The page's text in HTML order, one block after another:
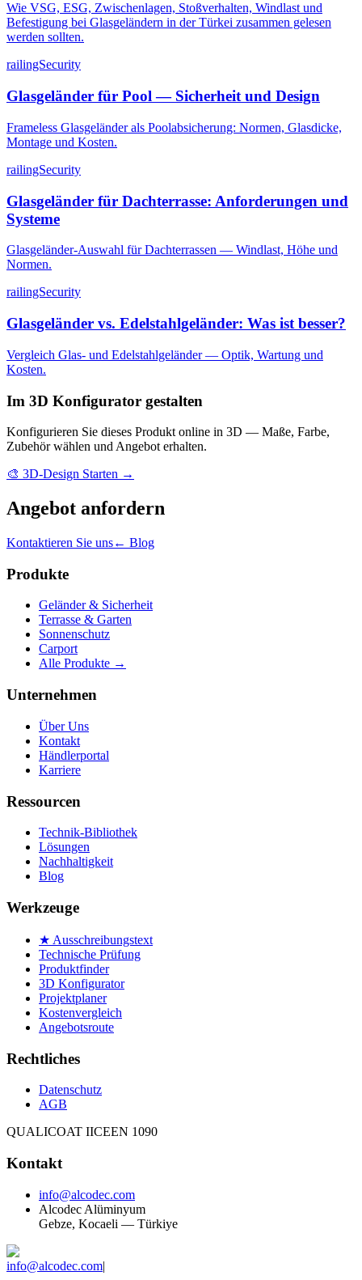
Wie VSG, ESG, Zwischenlagen, Stoßverhalten, Windlast und
Befestigung bei Glasgeländern in der Türkei zusammen gelesen
werden sollten.
railingSecurity
Glasgeländer für Pool — Sicherheit und Design
Frameless Glasgeländer als Poolabsicherung: Normen, Glasdicke,
Montage und Kosten.
railingSecurity
Glasgeländer für Dachterrasse: Anforderungen und
Systeme
Glasgeländer-Auswahl für Dachterrassen — Windlast, Höhe und
Normen.
railingSecurity
Glasgeländer vs. Edelstahlgeländer: Was ist besser?
Vergleich Glas- und Edelstahlgeländer — Optik, Wartung und
Kosten.
Im 3D Konfigurator gestalten
Konfigurieren Sie dieses Produkt online in 3D — Maße, Farbe,
Zubehör wählen und Angebot erhalten.
🎨 3D-Design Starten →
Angebot anfordern
Kontaktieren Sie uns← Blog
Produkte
Geländer & Sicherheit
Terrasse & Garten
Sonnenschutz
Carport
Alle Produkte →
Unternehmen
Über Uns
Kontakt
Händlerportal
Karriere
Ressourcen
Technik-Bibliothek
Lösungen
Nachhaltigkeit
Blog
Werkzeuge
★ Ausschreibungstext
Technische Prüfung
Produktfinder
3D Konfigurator
Projektplaner
Kostenvergleich
Angebotsroute
Rechtliches
Datenschutz
AGB
QUALICOAT IICEEN 1090
Kontakt
info@alcodec.com
Alcodec Alüminyum
Gebze, Kocaeli — Türkiye
info@alcodec.com|